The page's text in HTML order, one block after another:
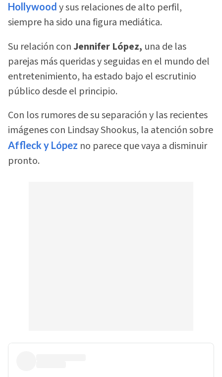
Hollywood y sus relaciones de alto perfil,
siempre ha sido una figura mediática.
Su relación conJennifer López, una de las
parejas más queridas y seguidas en el mundo del
entretenimiento, ha estado bajo el escrutinio
público desde el principio.
Con los rumores de su separación y las recientes
imágenes con Lindsay Shookus, la atención sobre
Affleck y López no parece que vaya a disminuir
pronto.